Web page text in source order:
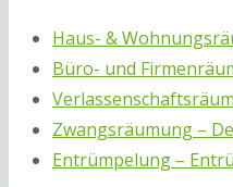
Haus- &
Büro- und
Zwangsräumung –
Entrümpelung –